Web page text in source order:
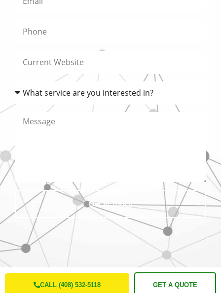
Get In Touch
CALL (408) 532-5118 GET A QUOTE